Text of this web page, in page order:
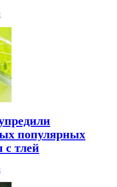
популярных
с тлей